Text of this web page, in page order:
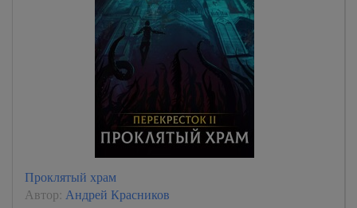
Проклятый храм
Автор: Андрей Красников